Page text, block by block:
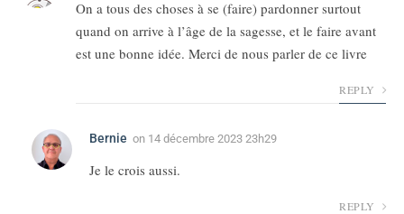
On a tous des choses à se (faire) pardonner surtout
quand on arrive à l’âge de la sagesse, et le faire avant
est une bonne idée. Merci de nous parler de ce livre
REPLY
Bernie on 14 décembre 2023 23h29
Je le crois aussi.
REPLY